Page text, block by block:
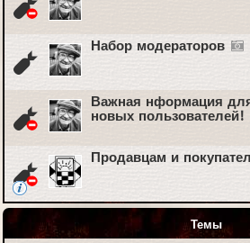
Набор модераторов
Важная нформация
новых пользователей!
Продавцам и
Темы